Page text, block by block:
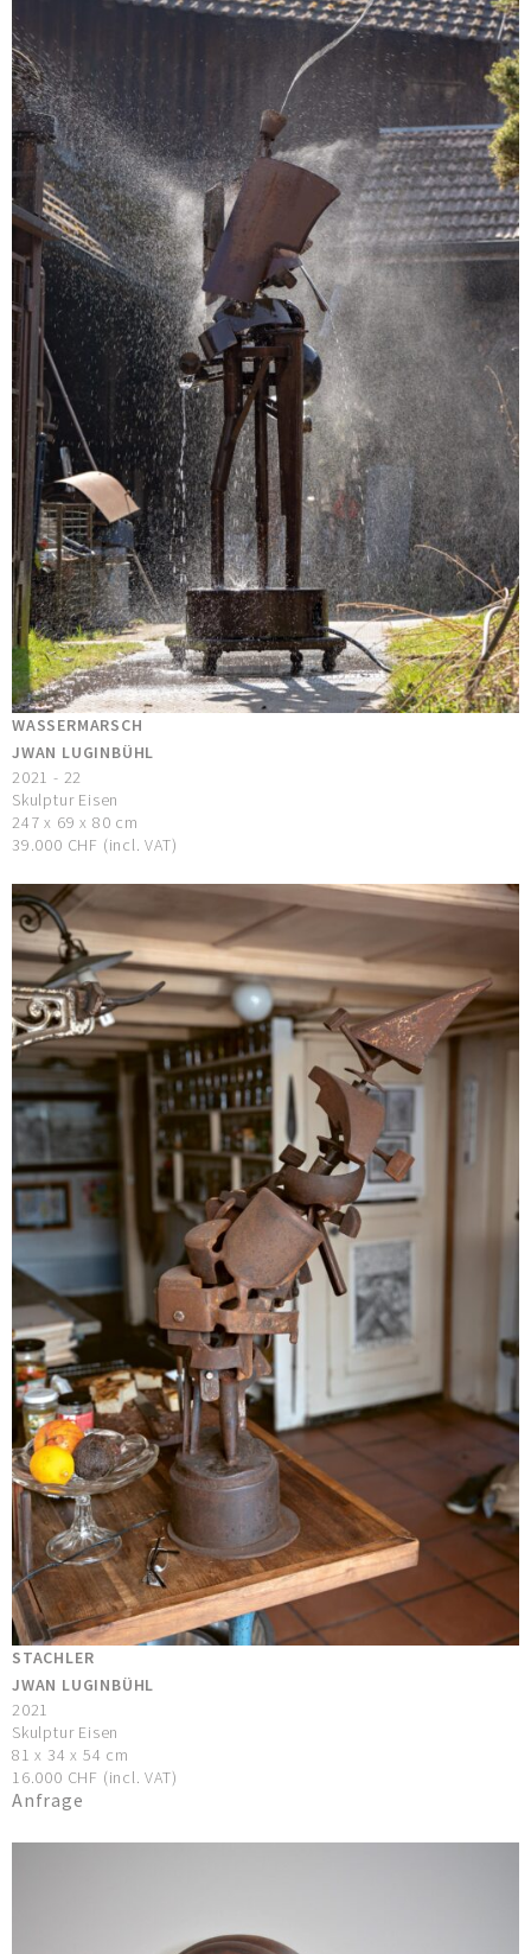
WASSERMARSCH
JWAN LUGINBÜHL
2021 - 22
Skulptur Eisen
247 x 69 x 80 cm
39.000 CHF (incl. VAT)
STACHLER
JWAN LUGINBÜHL
2021
Skulptur Eisen
81 x 34 x 54 cm
16.000 CHF (incl. VAT)
Anfrage